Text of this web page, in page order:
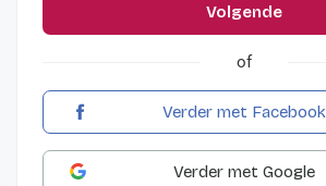
Volgende
of
Verder met Facebook
Verder met Google